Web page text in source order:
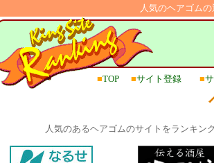
人気のヘアゴム
■TOP ■サイト登録 ■
人気のあるヘアゴムのサイトをランキン